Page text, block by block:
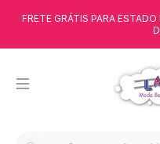
FRETE GRÁTIS PARA